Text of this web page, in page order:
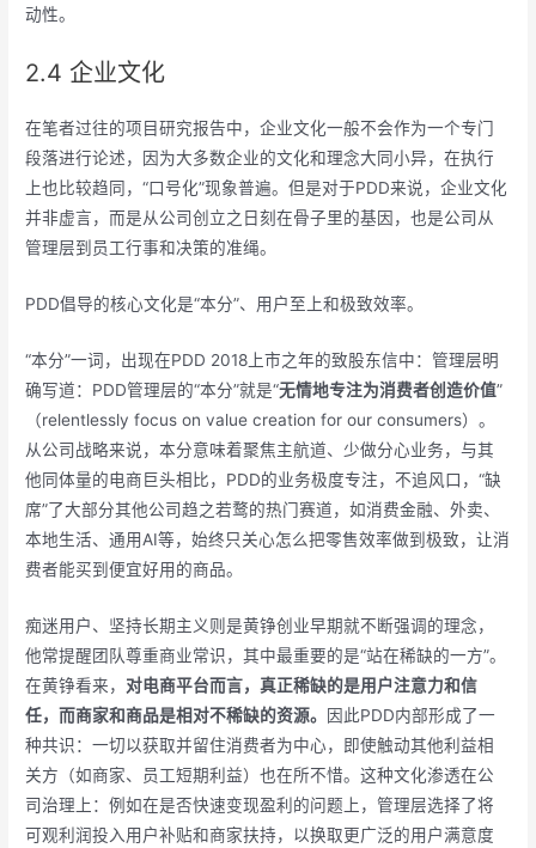
动性。
2.4 企业文化
在笔者过往的项目研究报告中，企业文化一般不会作为一个专门
段落进行论述，因为大多数企业的文化和理念大同小异，在执行
上也比较趋同，“口号化”现象普遍。但是对于PDD来说，企业文化
并非虚言，而是从公司创立之日刻在骨子里的基因，也是公司从
管理层到员工行事和决策的准绳。
PDD倡导的核心文化是“本分”、用户至上和极致效率。
“本分”一词，出现在PDD 2018上市之年的致股东信中：管理层明
确写道：PDD管理层的“本分”就是“无情地专注为消费者创造价值”
（relentlessly focus on value creation for our consumers）。
从公司战略来说，本分意味着聚焦主航道、少做分心业务，与其
他同体量的电商巨头相比，PDD的业务极度专注，不追风口，“缺
席”了大部分其他公司趋之若鹜的热门赛道，如消费金融、外卖、
本地生活、通用AI等，始终只关心怎么把零售效率做到极致，让消
费者能买到便宜好用的商品。
痴迷用户、坚持长期主义则是黄铮创业早期就不断强调的理念，
他常提醒团队尊重商业常识，其中最重要的是“站在稀缺的一方”。
在黄铮看来， 对电商平台而言，真正稀缺的是用户注意力和信
任，而商家和商品是相对不稀缺的资源。
因此PDD内部形成了一
种共识：一切以获取并留住消费者为中心，即使触动其他利益相
关方（如商家、员工短期利益）也在所不惜。这种文化渗透在公
司治理上：例如在是否快速变现盈利的问题上，管理层选择了将
可观利润投入用户补贴和商家扶持，以换取更广泛的用户满意度